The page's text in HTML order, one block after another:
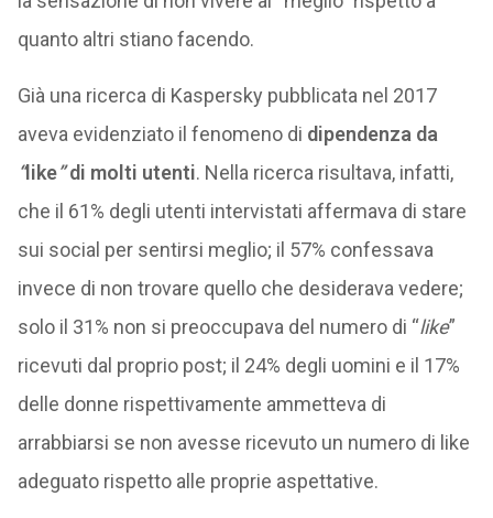
quanto altri stiano facendo.
Già una ricerca di Kaspersky pubblicata nel 2017
aveva evidenziato il fenomeno di dipendenza da
“like”di molti utenti. Nella ricerca risultava, infatti,
che il 61% degli utenti intervistati affermava di stare
sui social per sentirsi meglio; il 57% confessava
invece di non trovare quello che desiderava vedere;
solo il 31% non si preoccupava del numero di “like”
ricevuti dal proprio post; il 24% degli uomini e il 17%
delle donne rispettivamente ammetteva di
arrabbiarsi se non avesse ricevuto un numero di like
adeguato rispetto alle proprie aspettative.